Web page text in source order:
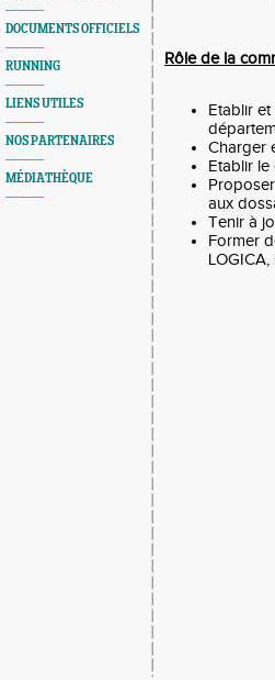
DOCUMENTS OFFICIELS
RUNNING
LIENS UTILES
NOS PARTENAIRES
MÉDIATHÈQUE
Rôle de la
Etablir
Charger
Etablir le
aux
Tenir à
Former
LOGICA,